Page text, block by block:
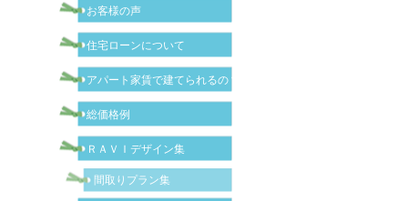
お客様の声
住宅ローンについて
アパート家賃で建てられるの？
総価格例
ＲＡＶＩデザイン集
間取りプラン集